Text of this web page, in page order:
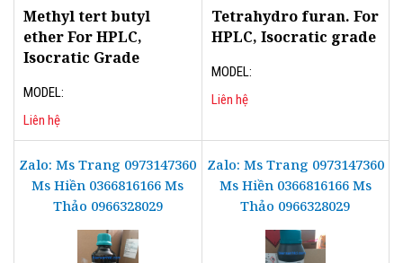
Methyl tert butyl
ether For HPLC,
Isocratic Grade
MODEL:
Liên hệ
Tetrahydro furan. For
HPLC, Isocratic grade
MODEL:
Liên hệ
Zalo: Ms Trang 0973147360
Ms Hiền 0366816166 Ms
Thảo 0966328029
Zalo: Ms Trang 0973147360
Ms Hiền 0366816166 Ms
Thảo 0966328029